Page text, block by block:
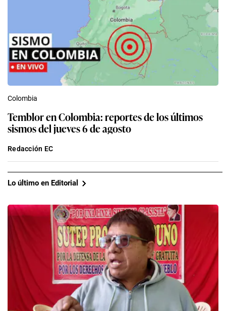
Colombia
Temblor en Colombia: reportes de los últimos
sismos del jueves 6 de agosto
Redacción EC
Lo último en Editorial